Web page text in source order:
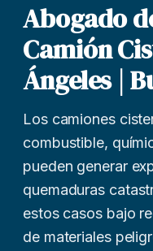
Abogado
Camión
Ángeles |
Los camiones
combustible,
pueden generar
quemaduras
estos casos bajo
de materiales